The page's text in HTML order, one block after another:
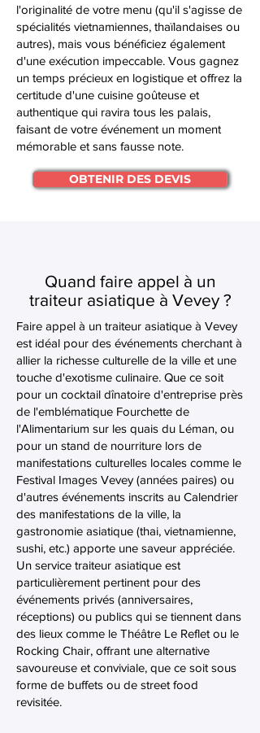
l'originalité de votre menu (qu'il s'agisse de
spécialités vietnamiennes, thaïlandaises ou
autres), mais vous bénéficiez également
d'une exécution impeccable. Vous gagnez
un temps précieux en logistique et offrez la
certitude d'une cuisine goûteuse et
authentique qui ravira tous les palais,
faisant de votre événement un moment
mémorable et sans fausse note.
OBTENIR DES DEVIS
Quand faire appel à un
traiteur asiatique à Vevey ?
Faire appel à un traiteur asiatique à Vevey
est idéal pour des événements cherchant à
allier la richesse culturelle de la ville et une
touche d'exotisme culinaire. Que ce soit
pour un cocktail dînatoire d'entreprise près
de l'emblématique Fourchette de
l'Alimentarium sur les quais du Léman, ou
pour un stand de nourriture lors de
manifestations culturelles locales comme le
Festival Images Vevey (années paires) ou
d'autres événements inscrits au Calendrier
des manifestations de la ville, la
gastronomie asiatique (thai, vietnamienne,
sushi, etc.) apporte une saveur appréciée.
Un service traiteur asiatique est
particulièrement pertinent pour des
événements privés (anniversaires,
réceptions) ou publics qui se tiennent dans
des lieux comme le Théâtre Le Reflet ou le
Rocking Chair, offrant une alternative
savoureuse et conviviale, que ce soit sous
forme de buffets ou de street food
revisitée.